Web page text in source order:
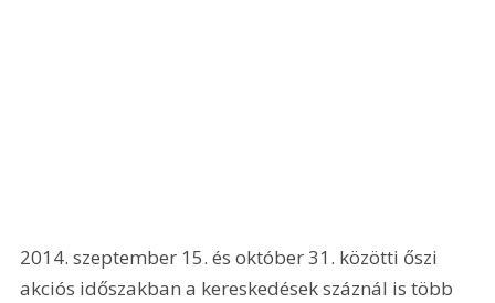
2014. szeptember 15. és október 31. közötti őszi
akciós időszakban a kereskedések száznál is több